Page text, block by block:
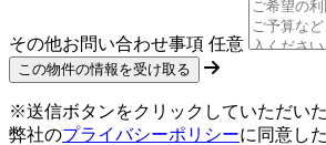
その他お問い合わせ事項 任意
※送信ボタンをクリックしていただいた
弊社のプライバシーポリシーに同意し